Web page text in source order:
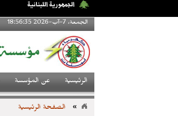
الجمعة، 7-آب-2026 18:56:35
الرئيسية عن المؤسسة
» الصفحة الرئيسية